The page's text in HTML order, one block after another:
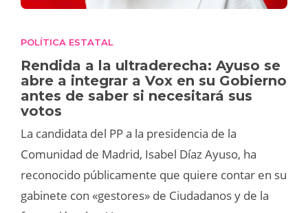
POLÍTICA ESTATAL
Rendida a la ultraderecha: Ayuso se
abre a integrar a Vox en su Gobierno
antes de saber si necesitará sus
votos
La candidata del PP a la presidencia de la
Comunidad de Madrid, Isabel Díaz Ayuso, ha
reconocido públicamente que quiere contar en su
gabinete con «gestores» de Ciudadanos y de la